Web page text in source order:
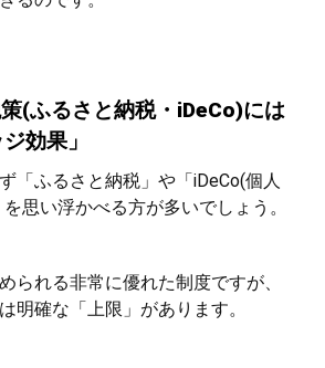
(ふるさと納税・iDeCo)には
効果」
「ふるさと納税」や「iDeCo(個人
思い浮かべる方が多いでしょう。
られる非常に優れた制度ですが、
明確な「上限」があります。